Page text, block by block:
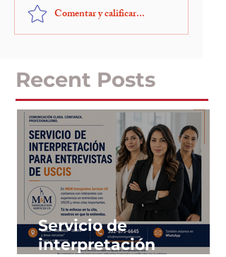
Comentar y calificar...
Recent Posts
Servicio de
interpretación